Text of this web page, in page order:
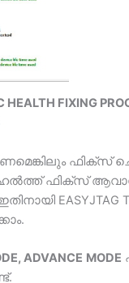
FIXING
ഫിക്സ്
ഫിക്സ് ആവാൻ
EASYJTAG
ADVANCE MODE